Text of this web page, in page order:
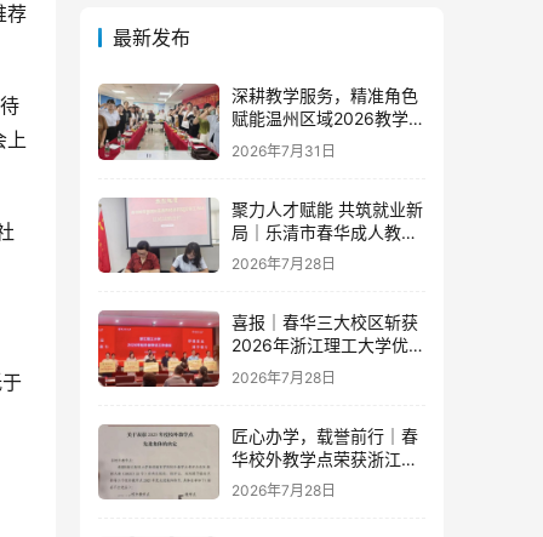
荐
上
最新发布
深耕教学服务，精准角色
赋能温州区域2026教学团
队半年度工作会议顺利召
2026年7月31日
聚力人才赋能 共筑就业新
局｜乐清市春华成人教育
学校与省级示范零工市场
2026年7月28日
喜报｜春华三大校区斩获
2026年浙江理工大学优秀
教学点荣誉
2026年7月28日
匠心办学，载誉前行｜春
华校外教学点荣获浙江财
经大学2025年度多项荣誉
2026年7月28日